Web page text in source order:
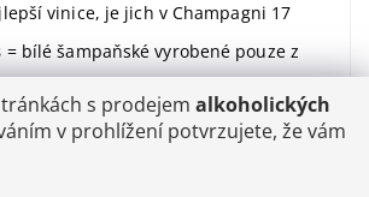
vinice, je jich v Champagni 17
= bílé šampaňské vyrobené pouze z
bílé šampaňské vyrobené pouze z
dávkování
s prodejem alkoholických
v prohlížení potvrzujete, že vám